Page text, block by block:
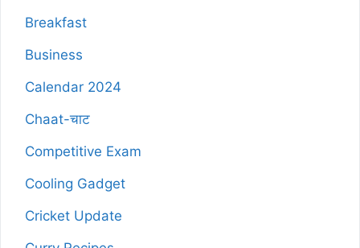
Breakfast
Business
Calendar 2024
Chaat-चाट
Competitive Exam
Cooling Gadget
Cricket Update